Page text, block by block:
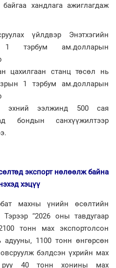
хандлага ажиглагдаж
үйлдвэр Энэтхэгийн
тэрбум ам.долларын
цахилгаан станц төсөл нь
1 тэрбум ам.долларын
эхний ээлжинд 500 сая
бондын санхүүжилтээр
экспорт нөлөөлж байна
хэцүү
махны үнийн өсөлтийн
“2026 оны тавдугаар
тонн мах экспортолсон
1100 тонн өнгөрсөн
бэлдсэн үхрийн мах
руу 40 тонн хонины мах